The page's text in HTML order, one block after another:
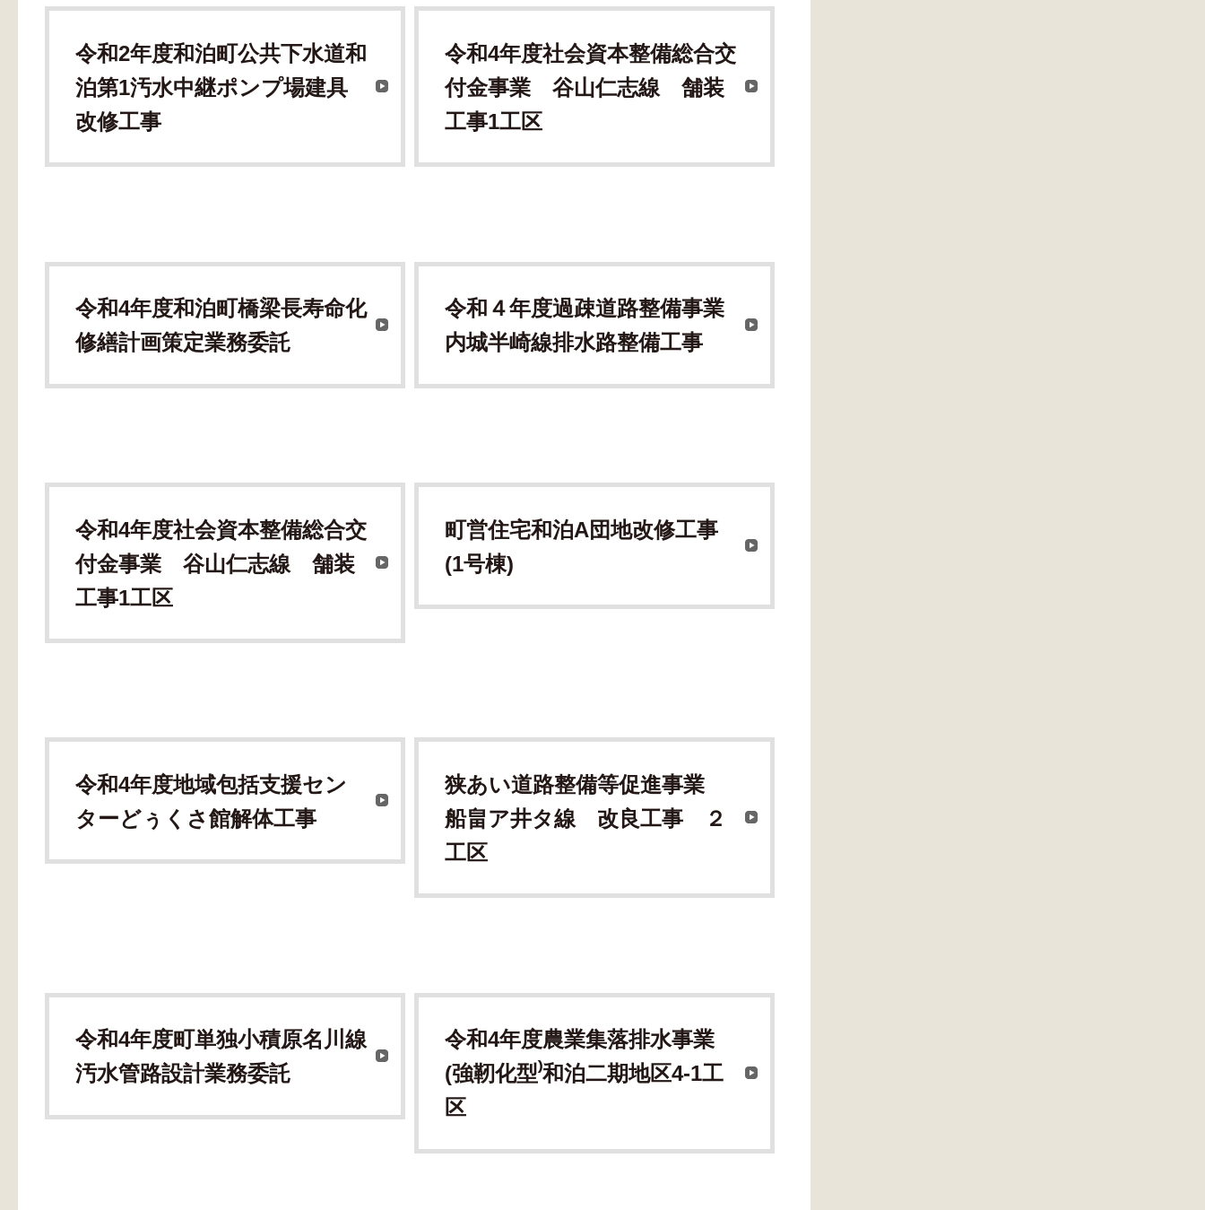
令和2年度和泊町公共下水道和
泊第1汚水中継ポンプ場建具
改修工事
令和4年度社会資本整備総合交
付金事業 谷山仁志線 舗装
工事1工区
令和4年度和泊町橋梁長寿命化
修繕計画策定業務委託
令和４年度過疎道路整備事業
内城半崎線排水路整備工事
令和4年度社会資本整備総合交
付金事業 谷山仁志線 舗装
工事1工区
町営住宅和泊A団地改修工事
(1号棟)
令和4年度地域包括支援セン
ターどぅくさ館解体工事
狭あい道路整備等促進事業
船畠ア井タ線 改良工事 ２
工区
令和4年度町単独小積原名川線
汚水管路設計業務委託
令和4年度農業集落排水事業
(強靭化型⁾和泊二期地区4‐1工
区